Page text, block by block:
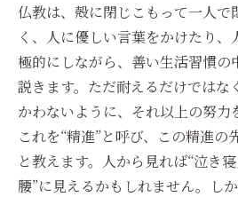
仏教は、殻に閉じこもって一人で
く、人に優しい言葉をかけたり
極的にしながら、善い生活習慣の
説きます。ただ耐えるだけではな
かわないように、それ以上の努力
これを“精進”と呼び、この精進の
と教えます。人から見れば“泣き
腰”に見えるかもしれません。し